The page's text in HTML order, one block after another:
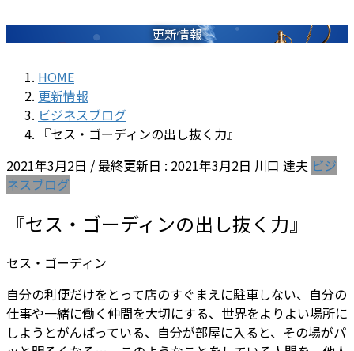
更新情報
HOME
更新情報
ビジネスブログ
『セス・ゴーディンの出し抜く力』
2021年3月2日 / 最終更新日 : 2021年3月2日 川口 達夫 ビジ
ネスブログ
『セス・ゴーディンの出し抜く力』
セス・ゴーディン
自分の利便だけをとって店のすぐまえに駐車しない、自分の
仕事や一緒に働く仲間を大切にする、世界をよりよい場所に
しようとがんばっている、自分が部屋に入ると、その場がパ